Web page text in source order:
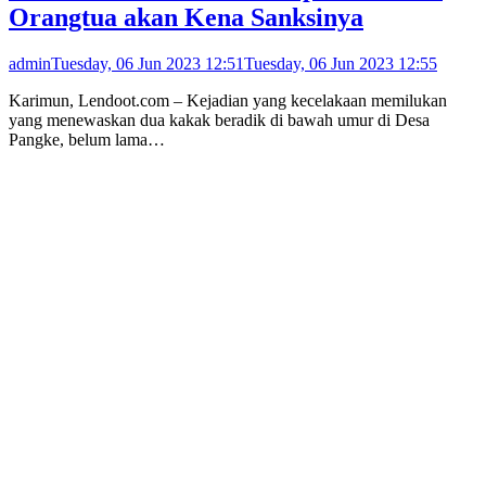
Orangtua akan Kena Sanksinya
adminTuesday, 06 Jun 2023 12:51Tuesday, 06 Jun 2023 12:55
Karimun, Lendoot.com – Kejadian yang kecelakaan memilukan
yang menewaskan dua kakak beradik di bawah umur di Desa
Pangke, belum lama…